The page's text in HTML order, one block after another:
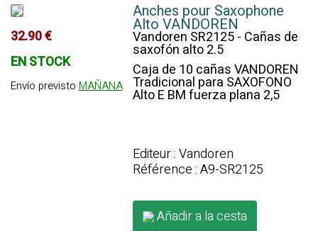
32.90 €
EN STOCK
Envío previsto MAÑANA
Anches pour Saxophone
Alto VANDOREN
Vandoren SR2125 - Cañas de
saxofón alto 2.5
Caja de 10 cañas VANDOREN
Tradicional para SAXOFONO
Alto E BM fuerza plana 2,5
Editeur : Vandoren
Référence : A9-SR2125
Añadir a la cesta